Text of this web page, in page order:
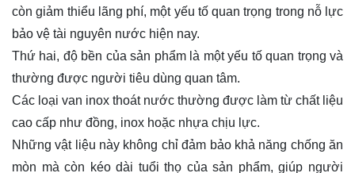
còn giảm thiểu lãng phí, một yếu tố quan trọng trong nỗ lực
bảo vệ tài nguyên nước hiện nay.
Thứ hai, độ bền của sản phẩm là một yếu tố quan trọng và
thường được người tiêu dùng quan tâm.
Các loại van inox thoát nước thường được làm từ chất liệu
cao cấp như đồng, inox hoặc nhựa chịu lực.
Những vật liệu này không chỉ đảm bảo khả năng chống ăn
mòn mà còn kéo dài tuổi thọ của sản phẩm, giúp người